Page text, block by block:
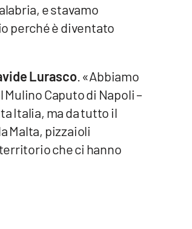
e stavamo
perché è diventato
Lurasco. «Abbiamo
Caputo di Napoli –
Italia, ma da tutto il
Malta, pizzaioli
che ci hanno